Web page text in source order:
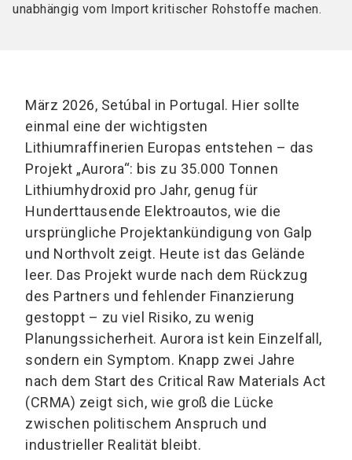
unabhängig vom Import kritischer Rohstoffe machen.
März 2026, Setúbal in Portugal. Hier sollte
einmal eine der wichtigsten
Lithiumraffinerien Europas entstehen – das
Projekt „Aurora“: bis zu 35.000 Tonnen
Lithiumhydroxid pro Jahr, genug für
Hunderttausende Elektroautos, wie die
ursprüngliche Projektankündigung von Galp
und Northvolt zeigt. Heute ist das Gelände
leer. Das Projekt wurde nach dem Rückzug
des Partners und fehlender Finanzierung
gestoppt – zu viel Risiko, zu wenig
Planungssicherheit. Aurora ist kein Einzelfall,
sondern ein Symptom. Knapp zwei Jahre
nach dem Start des Critical Raw Materials Act
(CRMA) zeigt sich, wie groß die Lücke
zwischen politischem Anspruch und
industrieller Realität bleibt.